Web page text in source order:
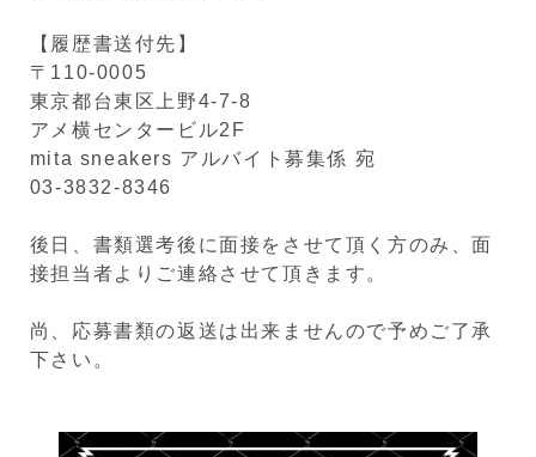
【履歴書送付先】
〒110-0005
東京都台東区上野4-7-8
アメ横センタービル2F
mita sneakers アルバイト募集係 宛
03-3832-8346
後日、書類選考後に面接をさせて頂く方のみ、面
接担当者よりご連絡させて頂きます。
尚、応募書類の返送は出来ませんので予めご了承
下さい。